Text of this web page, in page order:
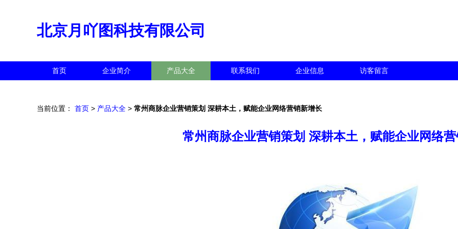
北京月吖图科技有限公司
首页 企业简介 产品大全 联系我们 企业信息 访客留言
当前位置： 首页 > 产品大全 > 常州商脉企业营销策划 深耕本土，赋能企业网络营销新增长
常州商脉企业营销策划 深耕本土，赋能企业网络